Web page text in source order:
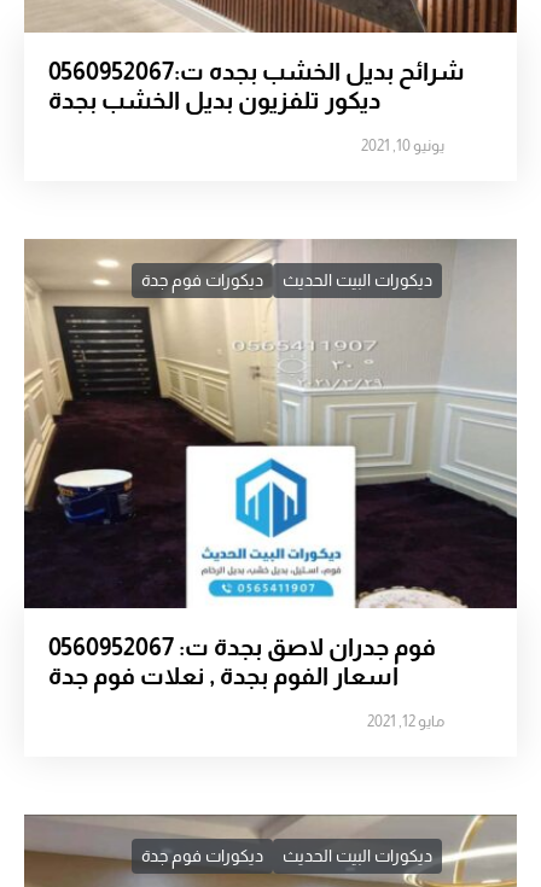
شرائح بديل الخشب بجده ت:0560952067
ديكور تلفزيون بديل الخشب بجدة
يونيو 10, 2021
ديكورات البيت الحديث ديكورات فوم جدة
فوم جدران لاصق بجدة ت: 0560952067
اسعار الفوم بجدة , نعلات فوم جدة
مايو 12, 2021
ديكورات البيت الحديث ديكورات فوم جدة